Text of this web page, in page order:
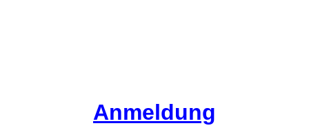
Anmeldung